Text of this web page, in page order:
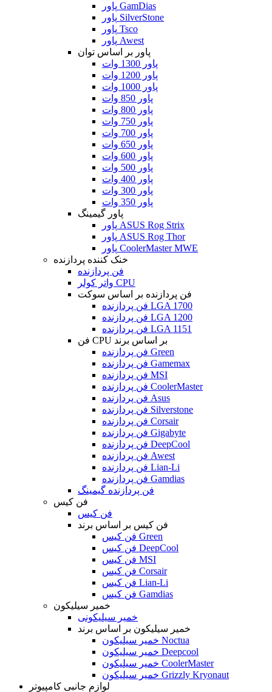
پاور GamDias
پاور SilverStone
پاور Tsco
پاور Awest
پاور بر اساس توان
پاور 1300 وات
پاور 1200 وات
پاور 1000 وات
پاور 850 وات
پاور 800 وات
پاور 750 وات
پاور 700 وات
پاور 650 وات
پاور 600 وات
پاور 500 وات
پاور 400 وات
پاور 300 وات
پاور 350 وات
پاور گیمینگ
پاور ASUS Rog Strix
پاور ASUS Rog Thor
پاور CoolerMaster MWE
خنک کننده پردازنده
فن پردازنده
واتر کولر CPU
فن پردازنده بر اساس سوکت
فن پردازنده LGA 1700
فن پردازنده LGA 1200
فن پردازنده LGA 1151
فن CPU بر اساس برند
فن پردازنده Green
فن پردازنده Gamemax
فن پردازنده MSI
فن پردازنده CoolerMaster
فن پردازنده Asus
فن پردازنده Silverstone
فن پردازنده Corsair
فن پردازنده Gigabyte
فن پردازنده DeepCool
فن پردازنده Awest
فن پردازنده Lian-Li
فن پردازنده Gamdias
فن پردازنده گیمینگ
فن کیس
فن کیس
فن کیس بر اساس برند
فن کیس Green
فن کیس DeepCool
فن کیس MSI
فن کیس Corsair
فن کیس Lian-Li
فن کیس Gamdias
خمیر سیلیکون
خمیر سیلیکونی
خمیر سیلیکون بر اساس برند
خمیر سیلیکون Noctua
خمیر سیلیکون Deepcool
خمیر سیلیکون CoolerMaster
خمیر سیلیکون Grizzly Kryonaut
لوازم جانبی کامپیوتر